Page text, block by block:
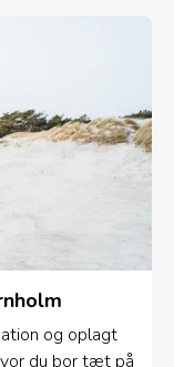
og oplagt
du bor tæt på